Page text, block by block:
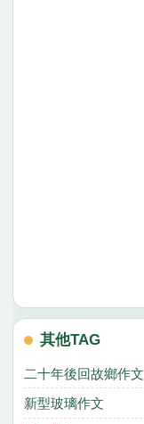
其他TAG
二十年後回故鄉作文
新型玻璃作文